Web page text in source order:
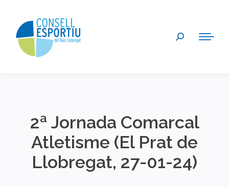
Search:
2ª Jornada Comarcal
Atletisme (El Prat de
Llobregat, 27-01-24)